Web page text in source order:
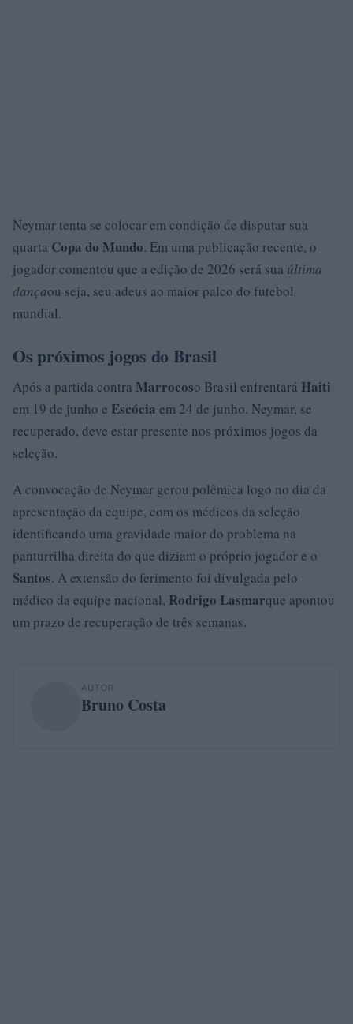
Neymar tenta se colocar em condição de disputar sua
quarta Copa do Mundo. Em uma publicação recente, o
jogador comentou que a edição de 2026 será sua última
dançaou seja, seu adeus ao maior palco do futebol
mundial.
Os próximos jogos do Brasil
Após a partida contra Marrocoso Brasil enfrentará Haiti
em 19 de junho e Escócia em 24 de junho. Neymar, se
recuperado, deve estar presente nos próximos jogos da
seleção.
A convocação de Neymar gerou polêmica logo no dia da
apresentação da equipe, com os médicos da seleção
identificando uma gravidade maior do problema na
panturrilha direita do que diziam o próprio jogador e o
Santos. A extensão do ferimento foi divulgada pelo
médico da equipe nacional, Rodrigo Lasmarque apontou
um prazo de recuperação de três semanas.
AUTOR
Bruno Costa